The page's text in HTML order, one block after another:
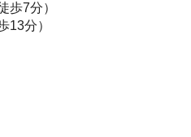
歩7分）
13分）